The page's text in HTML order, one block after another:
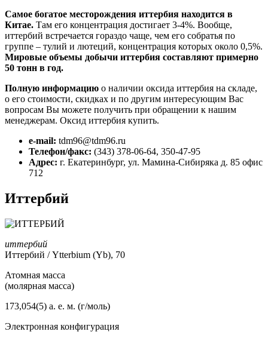
Самое богатое месторождения иттербия находится в
Китае. Там его концентрация достигает 3-4%. Вообще,
иттербий встречается гораздо чаще, чем его собратья по
группе – тулий и лютеций, концентрация которых около 0,5%.
Мировые объемы добычи иттербия составляют примерно
50 тонн в год.
Полную информацию о наличии оксида иттербия на складе,
о его стоимости, скидках и по другим интересующим Вас
вопросам Вы можете получить при обращении к нашим
менеджерам. Оксид иттербия купить.
e-mail: tdm96@tdm96.ru
Телефон/факс: (343) 378-06-64, 350-47-95
Адрес: г. Екатеринбург, ул. Мамина-Сибиряка д. 85 офис
712
Иттербий
иттербий
Иттербий / Ytterbium (Yb), 70
Атомная масса
(молярная масса)
173,054(5) а. е. м. (г/моль)
Электронная конфигурация